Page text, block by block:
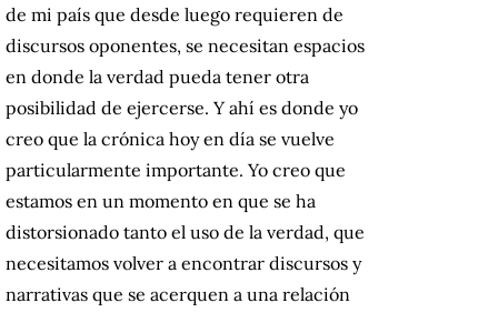
de mi país que desde luego requieren de
discursos oponentes, se necesitan espacios
en donde la verdad pueda tener otra
posibilidad de ejercerse. Y ahí es donde yo
creo que la crónica hoy en día se vuelve
particularmente importante. Yo creo que
estamos en un momento en que se ha
distorsionado tanto el uso de la verdad, que
necesitamos volver a encontrar discursos y
narrativas que se acerquen a una relación